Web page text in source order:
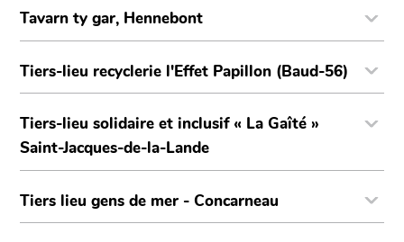
Tavarn ty gar, Hennebont
Tiers-lieu recyclerie l'Effet Papillon (Baud-56)
Tiers-lieu solidaire et inclusif « La Gaîté »
Saint-Jacques-de-la-Lande
Tiers lieu gens de mer - Concarneau